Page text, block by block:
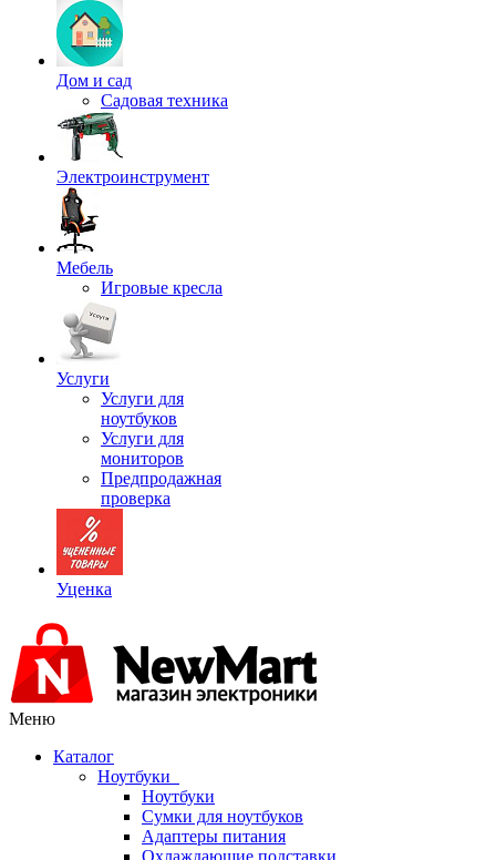
Дом и сад
Садовая техника
Электроинструмент
Мебель
Игровые кресла
Услуги
Услуги для
ноутбуков
Услуги для
мониторов
Предпродажная
проверка
Уценка
Меню
Каталог
Ноутбуки
Ноутбуки
Сумки для ноутбуков
Адаптеры питания
Охлаждающие подставки